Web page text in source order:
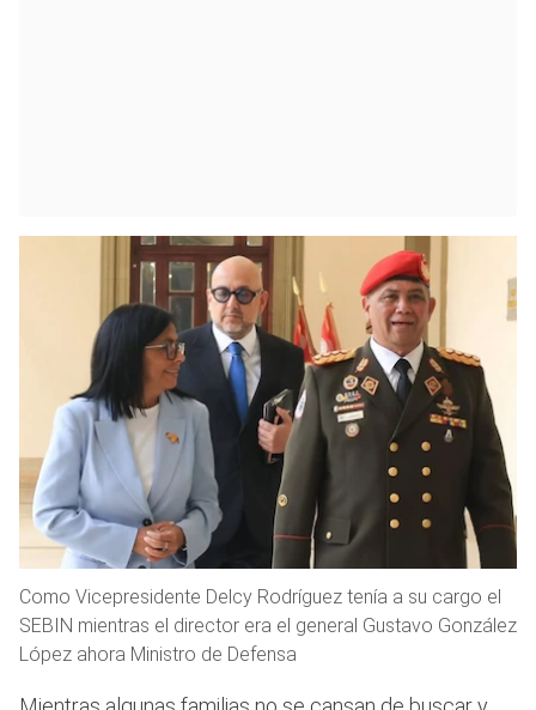
Como Vicepresidente Delcy Rodríguez tenía a su cargo el
SEBIN mientras el director era el general Gustavo González
López ahora Ministro de Defensa